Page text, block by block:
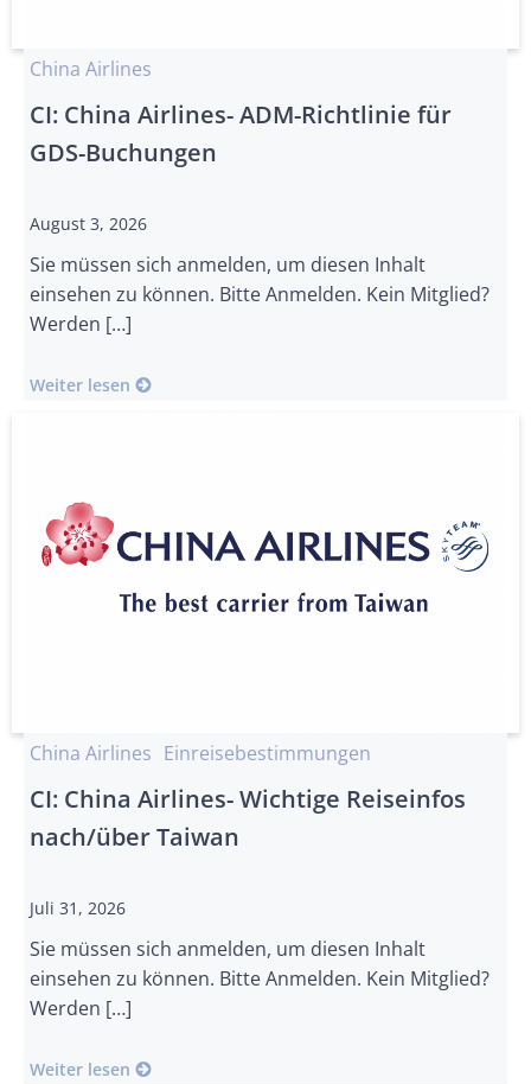
China Airlines
CI: China Airlines- ADM-Richtlinie für
GDS-Buchungen
August 3, 2026
Sie müssen sich anmelden, um diesen Inhalt
einsehen zu können. Bitte Anmelden. Kein Mitglied?
Werden […]
Weiter lesen
China Airlines Einreisebestimmungen
CI: China Airlines- Wichtige Reiseinfos
nach/über Taiwan
Juli 31, 2026
Sie müssen sich anmelden, um diesen Inhalt
einsehen zu können. Bitte Anmelden. Kein Mitglied?
Werden […]
Weiter lesen